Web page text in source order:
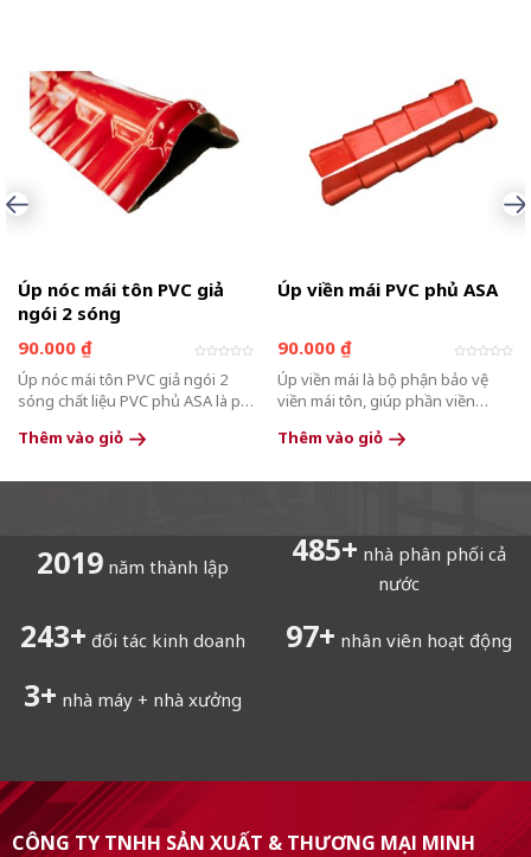
Úp nóc mái tôn PVC giả
ngói 2 sóng
90.000 ₫
xếp
hạng
0
Úp nóc mái tôn PVC giả ngói 2
sóng chất liệu PVC phủ ASA là phụ
điều kiện thời tiết Việt Nam.
khả năng chống thời tiết và
Thêm vào giỏ
Úp viền mái PVC phủ ASA
90.000 ₫
xếp
hạng
0
Úp viền mái là bộ phận bảo vệ
viền mái tôn, giúp phần viền
thành từ chất liệu nhựa PVC phủ
Châu Âu, đây là lựa chọn đáng tin
Thêm vào giỏ
2019 năm thành lập 496+ nhà phân phối cả
nước
248+ đối tác kinh doanh 99+ nhân viên hoạt động
3+ nhà máy + nhà xưởng
CÔNG TY TNHH SẢN XUẤT & THƯƠNG MẠI MINH